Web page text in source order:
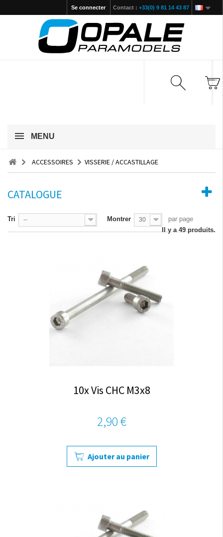
Contact : +33(0) 9 81 14 43 87
Se connecter
MENU
ACCESSOIRES VISSERIE / ACCASTILLAGE
CATALOGUE
Il y a 49 produits.
Tri -- Montrer 30 par page
10x Vis CHC M3x8
2,90 €
Ajouter au panier